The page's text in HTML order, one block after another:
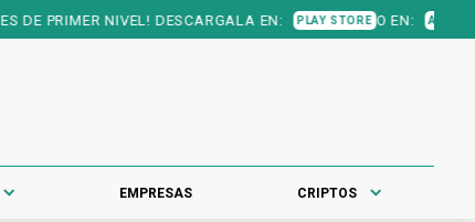
PRIMER NIVEL! DESCARGALA EN: PLAY STORE O EN: APP STORE
EMPRESAS CRIPTOS